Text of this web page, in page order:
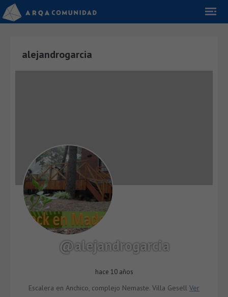
alejandrogarcia
@alejandrogarcia
hace 10 años
Escalera en Anchico, complejo Nemaste. Villa Gesell Ver